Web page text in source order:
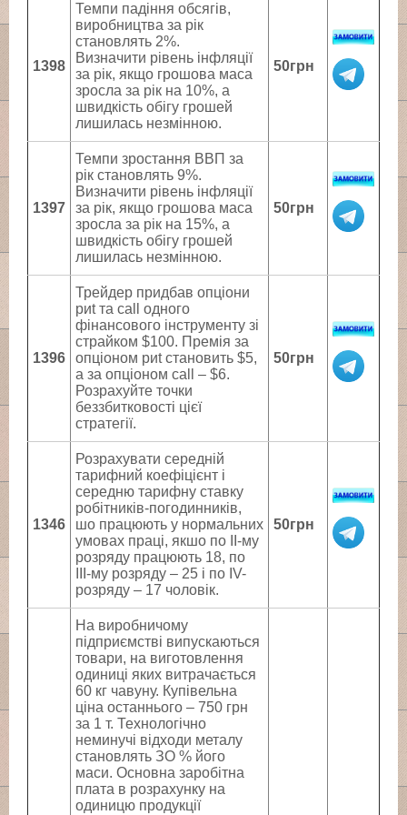
1398
Темпи падіння обсягів,
виробництва за рік
становлять 2%.
Визначити рівень інфляції
за рік, якщо грошова маса
зросла за рік на 10%, а
швидкість обігу грошей
лишилась незмінною.
50грн
1397
Темпи зростання ВВП за
рік становлять 9%.
Визначити рівень інфляції
за рік, якщо грошова маса
зросла за рік на 15%, а
швидкість обігу грошей
лишилась незмінною.
50грн
1396
Трейдер придбав опціони
риt та саll одного
фінансового інструменту зі
страйком $100. Премія за
опціоном риt становить $5,
а за опціоном саll – $6.
Розрахуйте точки
беззбитковості цієї
стратегії.
50грн
1346
Розрахувати середній
тарифний коефіцієнт і
середню тарифну ставку
робітників-погодинників,
шо працюють у нормальних
умовах праці, якшо по II-му
розряду працюють 18, по
III-му розряду – 25 і по IV-
розряду – 17 чоловік.
50грн
На виробничому
підприємстві випускаються
товари, на виготовлення
одиниці яких витрачається
60 кг чавуну. Купівельна
ціна останнього – 750 грн
за 1 т. Технологічно
неминучі відходи металу
становлять ЗО % його
маси. Основна заробітна
плата в розрахунку на
одиницю продукції